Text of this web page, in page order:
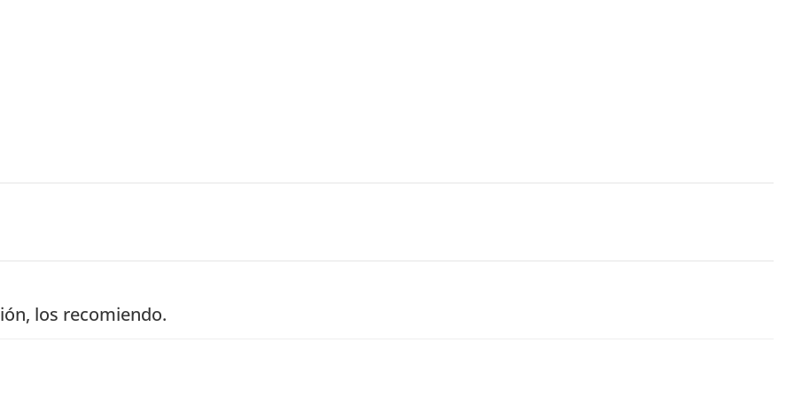
los recomiendo.